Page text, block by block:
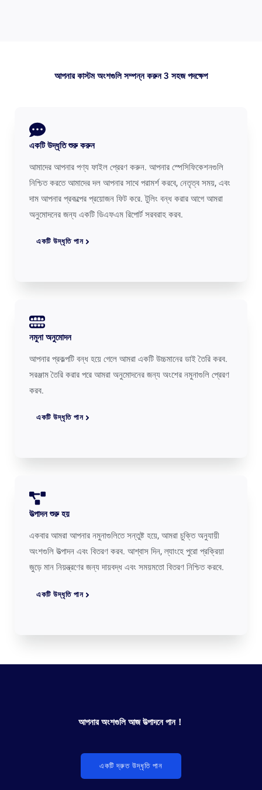
আপনার কাস্টম অংশগুলি সম্পন্ন করুন 3 সহজ পদক্ষেপ
একটি উদ্ধৃতি শুরু করুন
আমাদের আপনার পণ্য ফাইল প্রেরণ করুন. আপনার স্পেসিফিকেশনগুলি
নিশ্চিত করতে আমাদের দল আপনার সাথে পরামর্শ করবে, নেতৃত্ব সময়, এবং
দাম আপনার প্রকল্পের প্রয়োজন ফিট করে. টুলিং বন্ধ করার আগে আমরা
অনুমোদনের জন্য একটি ডিএফএম রিপোর্ট সরবরাহ করব.
একটি উদ্ধৃতি পান
নমুনা অনুমোদন
আপনার প্রকল্পটি বন্ধ হয়ে গেলে আমরা একটি উচ্চমানের ডাই তৈরি করব.
সরঞ্জাম তৈরি করার পরে আমরা অনুমোদনের জন্য অংশের নমুনাগুলি প্রেরণ
করব.
একটি উদ্ধৃতি পান
উত্পাদন শুরু হয়
একবার আমরা আপনার নমুনাগুলিতে সন্তুষ্ট হয়ে, আমরা চুক্তি অনুযায়ী
অংশগুলি উত্পাদন এবং বিতরণ করব. আশ্বাস দিন, ল্যাংহে পুরো প্রক্রিয়া
জুড়ে মান নিয়ন্ত্রণের জন্য দায়বদ্ধ এবং সময়মতো বিতরণ নিশ্চিত করবে.
একটি উদ্ধৃতি পান
আপনার অংশগুলি আজ উত্পাদনে পান！
একটি দ্রুত উদ্ধৃতি পান